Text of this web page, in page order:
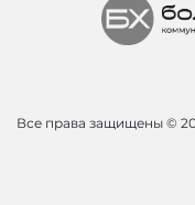
Все права защищены ©